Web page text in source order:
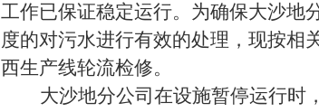
工作已保证稳定运行。为确保大沙地
度的对污水进行有效的处理，现按相
西生产线轮流检修。
大沙地分公司在设施暂停运行时